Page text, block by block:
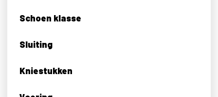
Schoen klasse
Sluiting
Kniestukken